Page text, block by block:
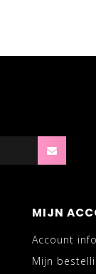
MIJN
Account
Mijn